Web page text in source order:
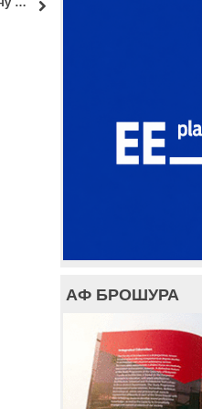
АФ БРОШУРА